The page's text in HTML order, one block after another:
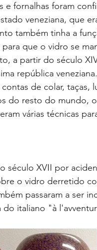
e fornalhas foram
veneziana, que
também tinha a
que o vidro se
a partir do século
república
de colar, taças,
do resto do mundo,
várias técnicas
século XVII por
o vidro derretido
passaram a ser
italiano "à